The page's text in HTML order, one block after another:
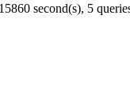
second(s), 5